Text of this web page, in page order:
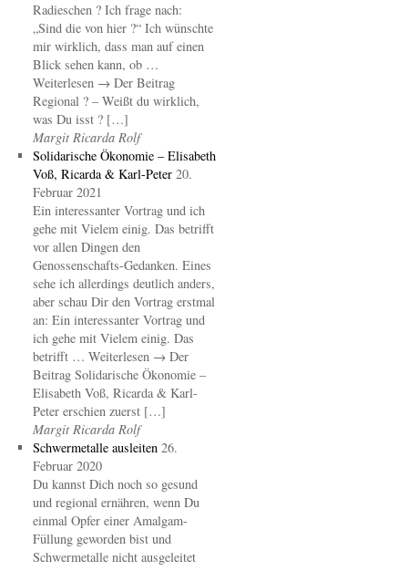
Radieschen ? Ich frage nach:
„Sind die von hier ?“ Ich wünschte
mir wirklich, dass man auf einen
Blick sehen kann, ob …
Weiterlesen → Der Beitrag
Regional ? – Weißt du wirklich,
was Du isst ? […]
Margit Ricarda Rolf
Solidarische Ökonomie – Elisabeth
Voß, Ricarda & Karl-Peter 20.
Februar 2021
Ein interessanter Vortrag und ich
gehe mit Vielem einig. Das betrifft
vor allen Dingen den
Genossenschafts-Gedanken. Eines
sehe ich allerdings deutlich anders,
aber schau Dir den Vortrag erstmal
an: Ein interessanter Vortrag und
ich gehe mit Vielem einig. Das
betrifft … Weiterlesen → Der
Beitrag Solidarische Ökonomie –
Elisabeth Voß, Ricarda & Karl-
Peter erschien zuerst […]
Margit Ricarda Rolf
Schwermetalle ausleiten 26.
Februar 2020
Du kannst Dich noch so gesund
und regional ernähren, wenn Du
einmal Opfer einer Amalgam-
Füllung geworden bist und
Schwermetalle nicht ausgeleitet